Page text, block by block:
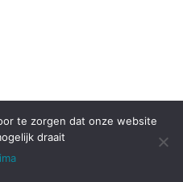
te zorgen dat onze website
draait